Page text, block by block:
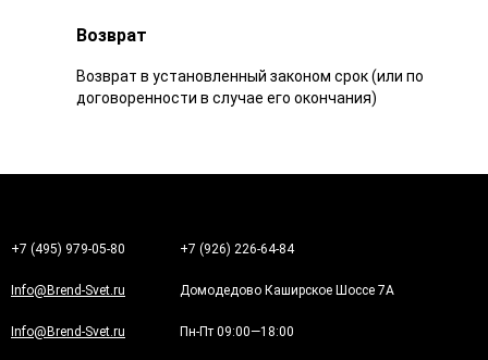
Возврат
Возврат в установленный законом срок (или по
договоренности в случае его окончания)
+7 (495) 979-05-80 +7 (926) 226-64-84
Info@Brend-Svet.ru Домодедово Каширское Шоссе 7А
Info@Brend-Svet.ru Пн-Пт 09:00—18:00